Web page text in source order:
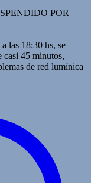
POR
las 18:30 hs, se
casi 45 minutos,
de red lumínica